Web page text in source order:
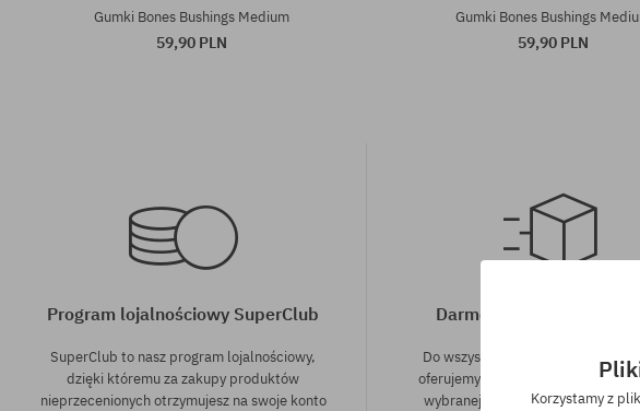
Gumki Bones Bushings Medium
59,90 PLN
Gumki Bones Bushings
59,90 PLN
Program lojalnościowy SuperClub
SuperClub to nasz program lojalnościowy,
dzięki któremu za zakupy produktów
nieprzecenionych otrzymujesz na swoje konto
Darmowa wysyłka od 350
Do wszystkich zamówień powyżej
oferujemy wysyłkę GRATIS,
wybranej formy płatności i
Korzystamy z